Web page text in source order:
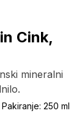
Cink,
mineralni
Pakiranje: 250 ml